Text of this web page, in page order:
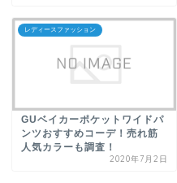
レディースファッション
GUベイカーポケットワイドパ
ンツおすすめコーデ！売れ筋
人気カラーも調査！
2020年7月2日